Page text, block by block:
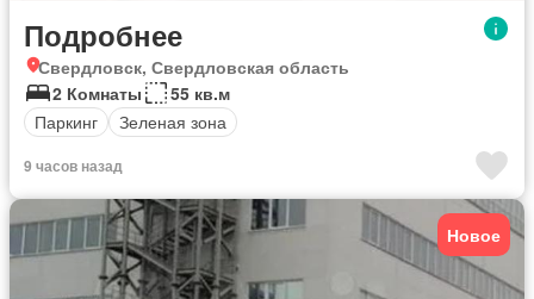
Подробнее
Свердловск, Свердловская область
2 Комнаты
55 кв.м
Паркинг
Зеленая зона
9 часов назад
Новое